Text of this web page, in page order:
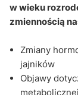
w wieku
zmiennością
Zmiany
jajników
Objawy
metabolicznej